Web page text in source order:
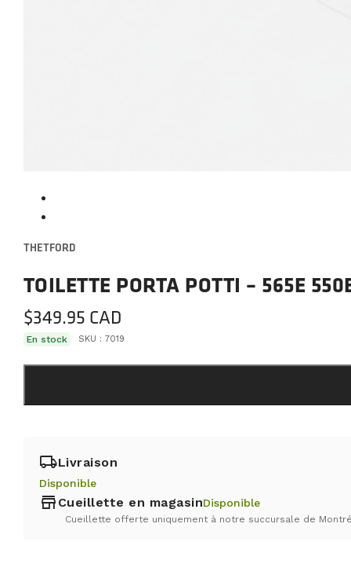
THETFORD
TOILETTE PORTA POTTI – 565E
$349.95
En stock SKU : 7019
local_shippingLivraison
Disponible
store Cueillette en magasinDisponible
Cueillette offerte uniquement à notre succursale de